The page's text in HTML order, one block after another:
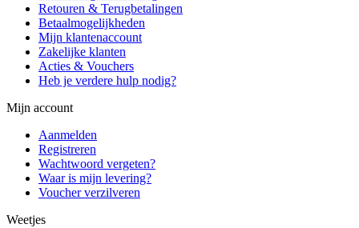
Retouren & Terugbetalingen
Betaalmogelijkheden
Mijn klantenaccount
Zakelijke klanten
Acties & Vouchers
Heb je verdere hulp nodig?
Mijn account
Aanmelden
Registreren
Wachtwoord vergeten?
Waar is mijn levering?
Voucher verzilveren
Weetjes